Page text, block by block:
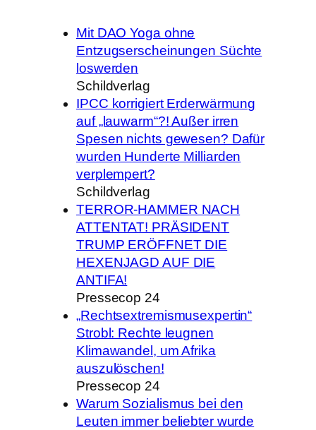
Mit DAO Yoga ohne
Entzugserscheinungen Süchte
loswerden
Schildverlag
IPCC korrigiert Erderwärmung
auf „lauwarm“?! Außer irren
Spesen nichts gewesen? Dafür
wurden Hunderte Milliarden
verplempert?
Schildverlag
TERROR-HAMMER NACH
ATTENTAT! PRÄSIDENT
TRUMP ERÖFFNET DIE
HEXENJAGD AUF DIE
ANTIFA!
Pressecop 24
„Rechtsextremismusexpertin“
Strobl: Rechte leugnen
Klimawandel, um Afrika
auszulöschen!
Pressecop 24
Warum Sozialismus bei den
Leuten immer beliebter wurde